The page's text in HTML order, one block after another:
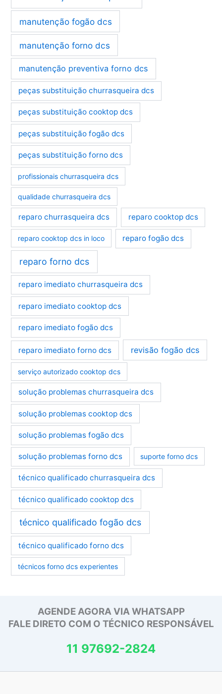
manutenção fogão dcs
manutenção forno dcs
manutenção preventiva forno dcs
peças substituição churrasqueira dcs
peças substituição cooktop dcs
peças substituição fogão dcs
peças substituição forno dcs
profissionais churrasqueira dcs
qualidade churrasqueira dcs
reparo churrasqueira dcs reparo cooktop dcs
reparo cooktop dcs in loco reparo fogão dcs
reparo forno dcs
reparo imediato churrasqueira dcs
reparo imediato cooktop dcs
reparo imediato fogão dcs
reparo imediato forno dcs revisão fogão dcs
serviço autorizado cooktop dcs
solução problemas churrasqueira dcs
solução problemas cooktop dcs
solução problemas fogão dcs
solução problemas forno dcs suporte forno dcs
técnico qualificado churrasqueira dcs
técnico qualificado cooktop dcs
técnico qualificado fogão dcs
técnico qualificado forno dcs
técnicos forno dcs experientes
AGENDE AGORA VIA WHATSAPP
FALE DIRETO COM O TÉCNICO RESPONSÁVEL
11 97692-2824